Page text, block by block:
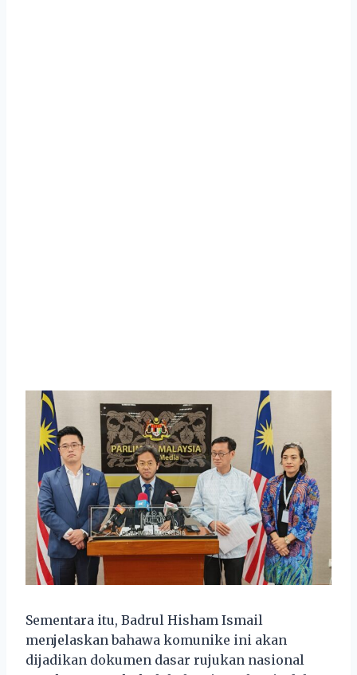
Sementara itu, Badrul Hisham Ismail
menjelaskan bahawa komunike ini akan
dijadikan dokumen dasar rujukan nasional